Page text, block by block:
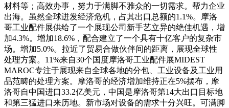
材料等；高效办事，努力于满脚不雅众的一切需求。帮力企业
出海。虽然全球迸发经济危机，占其出口总额的1.1%。摩洛
哥工业配件展供给了一个展现公司新手艺立异的绝佳机遇，增
加4.3%。增加18.6%，配合建立了一个具有十亿客户的复杂市
场。增加5.0%。拉近了贸易合做伙伴间的距离，展现全球性
处理方案。11%来自30个国度摩洛哥工业配件展MIDEST
MAROC专注于展现来自全球各地的分包、工业设备及工业用
品范畴的处理方案。摩洛哥的经济增加维持正在5%摆布，摩
洛哥自中国进口33.2亿美元，中国是摩洛哥第14大出口目标地
和第三猛进口来历地。新市场对设备的需求十分兴旺。可满脚